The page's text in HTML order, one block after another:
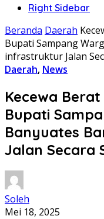
Right Sidebar
Beranda Daerah
Bupati Sampang
infrastruktur Jalan
Daerah, News
Kecewa
Bupati
Banyuates
Jalan Secara
Soleh
Mei 18, 2025